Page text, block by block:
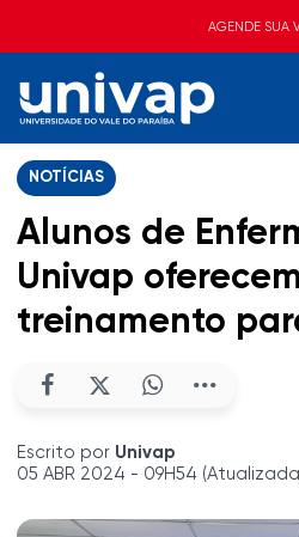
AGENDE SUA
NOTÍCIAS
Alunos de
Univap
treinamento
Escrito por Univap
05 ABR 2024 - 09H54